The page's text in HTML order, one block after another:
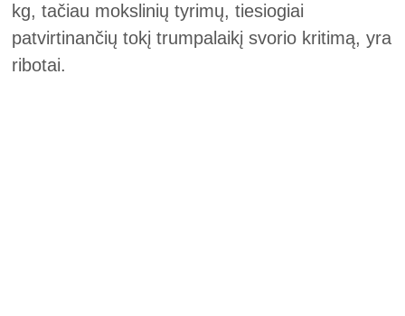
kg, tačiau mokslinių tyrimų, tiesiogiai
patvirtinančių tokį trumpalaikį svorio kritimą, yra
ribotai.